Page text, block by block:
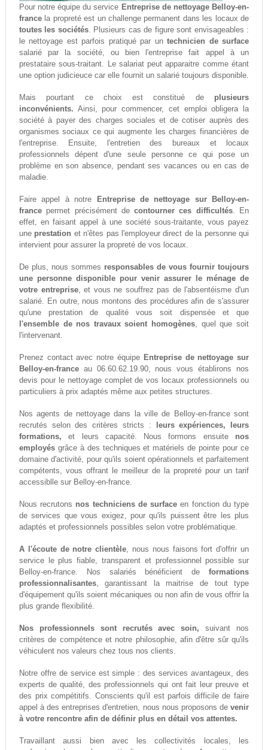
Pour notre équipe du service Entreprise de nettoyage Belloy-en-
francela propreté est un challenge permanent dans les locaux de
toutes les sociétés. Plusieurs cas de figure sont envisageables :
le nettoyage est parfois pratiqué par untechnicien de surface
salarié par la société, ou bien l'entreprise fait appel à un
prestataire sous-traitant. Le salariat peut apparaitre comme étant
une option judicieuce car elle fournit un salarié toujours disponible.
Mais pourtant ce choix est constitué de plusieurs
inconvénients. Ainsi, pour commencer, cet emploi obligera la
société à payer des charges sociales et de cotiser auprès des
organismes sociaux ce qui augmente les charges financières de
l'entreprise. Ensuite, l'entretien des bureaux et locaux
professionnels dépent d'une seule personne ce qui pose un
problème en son absence, pendant ses vacances ou en cas de
maladie.
Faire appel à notre
Entreprise de nettoyage sur Belloy-en-
francepermet précisément decontourner ces difficultés. En
effet, en faisant appel à une société sous-traitante, vous payez
une prestation et n'êtes pas l'employeur direct de la personne qui
intervient pour assurer la propreté de vos locaux.
De plus, nous sommes responsables de vous fournir toujours
une personne disponible pour venir assurer le ménage de
votre entreprise, et vous ne souffrez pas de l'absentéisme d'un
salarié. En outre, nous montons des procédures afin de s'assurer
qu'une prestation de qualité vous soit dispensée et que
l'ensemble de nos travaux soient homogènes, quel que soit
l'intervenant.
Prenez contact avec notre équipe Entreprise de nettoyage sur
Belloy-en-franceau 06.60.62.19.90, nous vous établirons nos
devis pour le nettoyage complet de vos locaux professionnels ou
particuliers à prix adaptés même aux petites structures.
Nos agents de nettoyage dans la ville de Belloy-en-france sont
recrutés selon des critères stricts :
leurs expériences, leurs
formations, et leurs capacité. Nous formons ensuite nos
employésgrâce à des techniques et matériels de pointe pour ce
domaine d'activité, pour qu'ils soient opérationnels et parfaitement
compétents, vous offrant le meilleur de la propreté pour un tarif
accessiblle sur Belloy-en-france.
Nous recrutons nos techniciens de surface en fonction du type
de services que vous exigez, pour qu'ils puissent être les plus
adaptés et professionnels possibles selon votre problématique.
A l'écoute de notre clientèle, nous nous faisons fort d'offrir un
service le plus fiable, transparent et professionnel possible sur
Belloy-en-france. Nos salariés bénéficient deformations
professionnalisantes, garantissant la maitrise de tout type
d'équipement qu'ils soient mécaniques ou non afin de vous offrir la
plus grande flexibilité.
Nos professionnels sont recrutés avec soin, suivant nos
critères de compétence et notre philosophie, afin d'être sûr qu'ils
véhiculent nos valeurs chez tous nos clients.
Notre offre de service est simple : des services avantageux, des
experts de qualité, des professionnels qui ont fait leur preuve et
des prix compétitifs. Conscients qu'il est parfois difficile de faire
appel à des entreprises d'entretien, nous nous proposons devenir
à votre rencontre afin de définir plus en détail vos attentes.
Travaillant aussi bien avec les collectivités locales, les